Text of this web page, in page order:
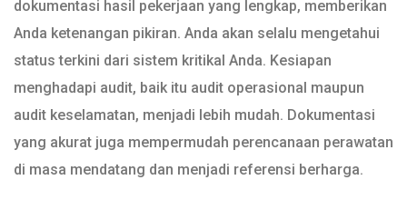
dokumentasi hasil pekerjaan yang lengkap, memberikan
Anda ketenangan pikiran. Anda akan selalu mengetahui
status terkini dari sistem kritikal Anda. Kesiapan
menghadapi audit, baik itu audit operasional maupun
audit keselamatan, menjadi lebih mudah. Dokumentasi
yang akurat juga mempermudah perencanaan perawatan
di masa mendatang dan menjadi referensi berharga.